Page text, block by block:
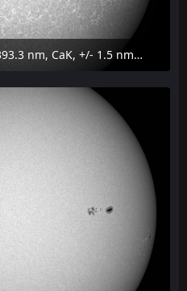
Sonne im UV-Bereich ( um 393.3 nm, CaK, +/- 1.5 nm) am 25. Juli 2026 um 15:32 MESZ